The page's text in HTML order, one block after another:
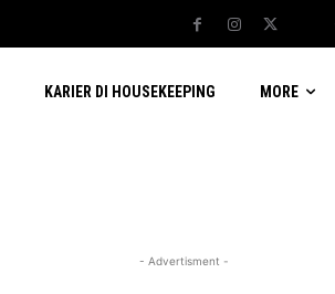
KARIER DI HOUSEKEEPING MORE
- Advertisment -